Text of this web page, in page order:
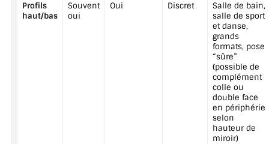
Profils
haut/bas
Souvent
oui
Oui Discret
Salle de bain,
salle de sport
et danse,
grands
formats, pose
“sûre”
(possible de
complément
colle ou
double face
en périphérie
selon
hauteur de
miroir)